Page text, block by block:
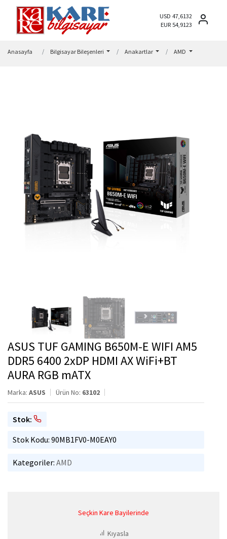
USD 47,6132
EUR 54,9123
Anasayfa Bilgisayar Bileşenleri Anakartlar AMD
ASUS TUF GAMING B650M-E WIFI AM5
DDR5 6400 2xDP HDMI AX WiFi+BT
AURA RGB mATX
Marka: ASUS Ürün No: 63102
Stok:
Stok Kodu: 90MB1FV0-M0EAY0
Kategoriler: AMD
Seçkin Kare Bayilerinde
Kıyasla